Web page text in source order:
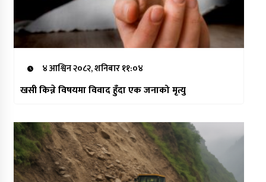
४ आश्विन २०८२, शनिबार ११:०४
खसी किन्ने विषयमा विवाद हुँदा एक जनाको मृत्यु